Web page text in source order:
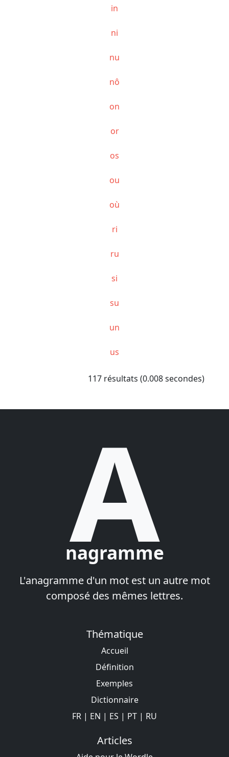
in
ni
nu
nô
on
or
os
ou
où
ri
ru
si
su
un
us
117 résultats (0.008 secondes)
A
nagramme
L'anagramme d'un mot est un autre mot
composé des mêmes lettres.
Thématique
Accueil
Définition
Exemples
Dictionnaire
FR | EN | ES | PT | RU
Articles